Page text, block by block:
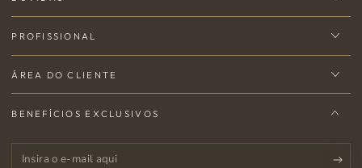
PROFISSIONAL
ÁREA DO CLIENTE
BENEFÍCIOS EXCLUSIVOS
Insira